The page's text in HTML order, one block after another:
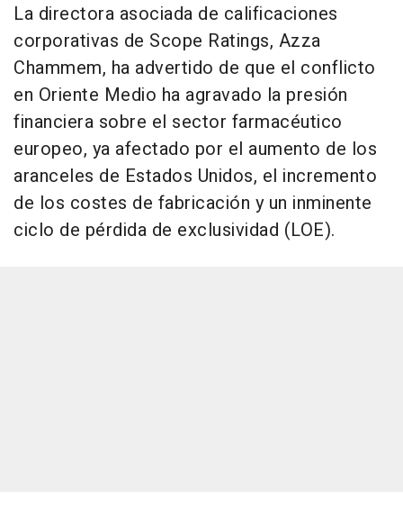
La directora asociada de calificaciones
corporativas de Scope Ratings, Azza
Chammem, ha advertido de que el conflicto
en Oriente Medio ha agravado la presión
financiera sobre el sector farmacéutico
europeo, ya afectado por el aumento de los
aranceles de Estados Unidos, el incremento
de los costes de fabricación y un inminente
ciclo de pérdida de exclusividad (LOE).